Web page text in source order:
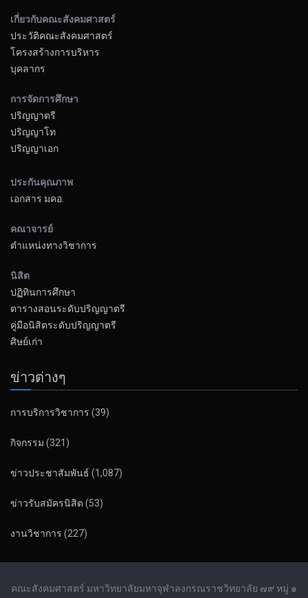
เกี่ยวกับคณะสังคมศาสตร์
ประวัติคณะสังคมศาสตร์
โครงสร้างการบริหาร
บุคลากร
การจัดการศึกษา
ปริญญาตรี
ปริญญาโท
ปริญญาเอก
ประกันคุณภาพ
เอกสาร มคอ.
คณาจารย์
ตำแหน่งทางวิชาการ
นิสิต
ปฏิทินการศึกษา
ตารางสอนระดับปริญญาตรี
คู่มือนิสิตระดับปริญญาตรี
ศิษย์เก่า
ข่าวต่างๆ
การบริการวิชาการ (39)
กิจกรรม (321)
ข่าวประชาสัมพันธ์ (1,087)
ข่าวรับสมัครนิสิต (53)
งานวิชาการ (227)
คณะสังคมศาสตร์ มหาวิทยาลัยมหาจุฬาลงกรณราชวิทยาลัย ๗๙ หมู่ ๑